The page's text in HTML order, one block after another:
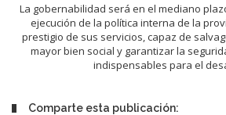
La gobernabilidad será en el mediano
ejecución de la política interna de la
prestigio de sus servicios, capaz de
mayor bien social y garantizar la
indispensables para el
Comparte esta publicación: